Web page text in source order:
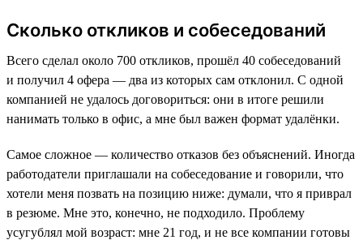
Сколько откликов и собеседований
Всего сделал около 700 откликов, прошёл 40 собеседований
и получил 4 офера — два из которых сам отклонил. С одной
компанией не удалось договориться: они в итоге решили
нанимать только в офис, а мне был важен формат удалёнки.
Самое сложное — количество отказов без объяснений. Иногда
работодатели приглашали на собеседование и говорили, что
хотели меня позвать на позицию ниже: думали, что я приврал
в резюме. Мне это, конечно, не подходило. Проблему
усугублял мой возраст: мне 21 год, и не все компании готовы